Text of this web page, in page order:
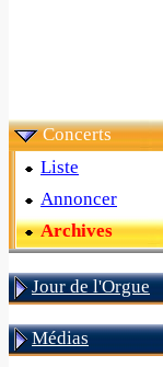
Concerts
Liste
Annoncer
Archives
Jour de l'Orgue
Médias